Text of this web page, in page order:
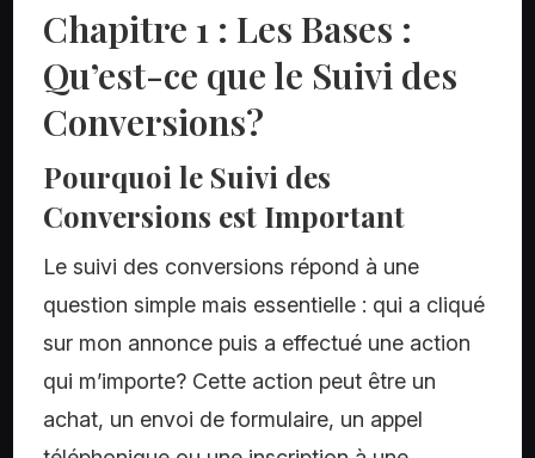
Chapitre 1 : Les Bases :
Qu’est-ce que le Suivi des
Conversions?
Pourquoi le Suivi des
Conversions est Important
Le suivi des conversions répond à une
question simple mais essentielle : qui a cliqué
sur mon annonce puis a effectué une action
qui m’importe? Cette action peut être un
achat, un envoi de formulaire, un appel